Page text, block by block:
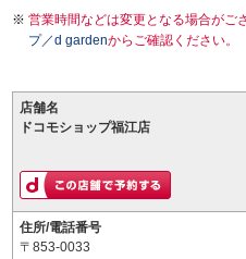
営業時間などは変更となる場合がご
プ／d gardenからご確認ください。
店舗名
ドコモショップ福江店
住所/電話番号
〒853-0033